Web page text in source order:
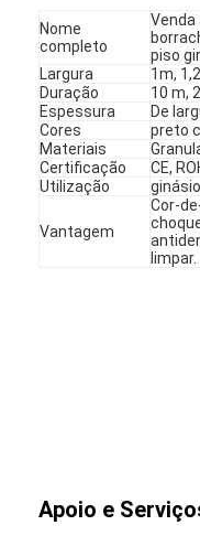
Nome
completo
piso
Largura
1m,
Duração
10 m,
Espessura
De
Cores
preto
Materiais
Certificação
CE,
Utilização
Vantagem
Cor-
limpar.
Apoio e